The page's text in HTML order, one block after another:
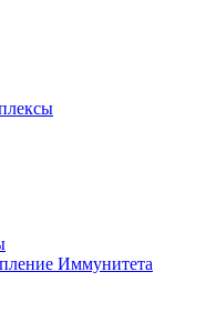
Иммунитета